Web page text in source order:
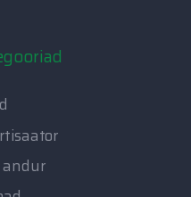
andur